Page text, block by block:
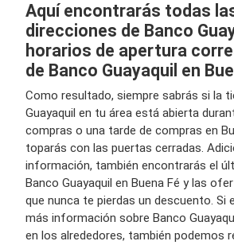
Aquí encontrarás todas
direcciones de Banco
horarios de apertura
de Banco Guayaquil en
Como resultado, siempre sabrás si la
Guayaquil en tu área está abierta
compras o una tarde de compras en
toparás con las puertas cerradas.
información, también encontrarás el
Banco Guayaquil en Buena Fé y las
que nunca te pierdas un descuento. Si
más información sobre Banco
en los alrededores, también podemos